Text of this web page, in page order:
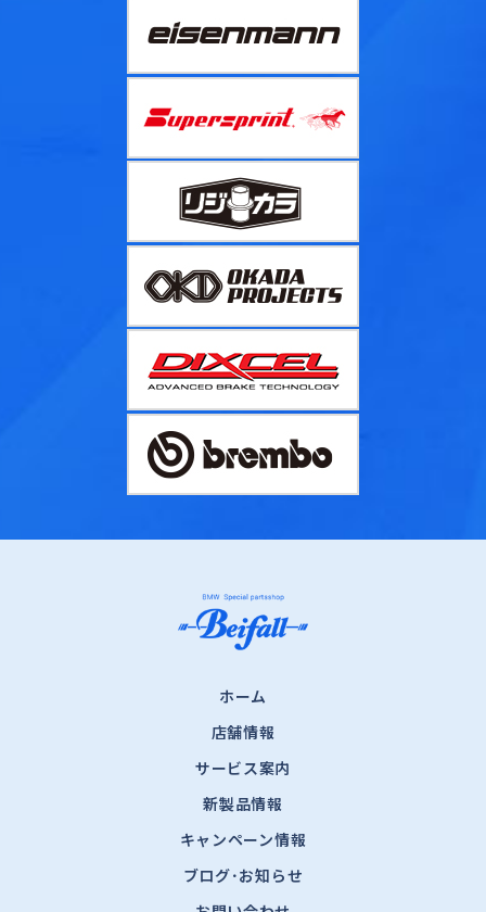
ホーム
店舗情報
サービス案内
新製品情報
キャンペーン情報
ブログ･お知らせ